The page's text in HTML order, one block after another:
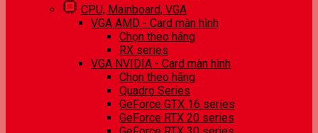
CPU, Mainboard, VGA
VGA AMD - Card màn hình
Chọn theo hãng
RX series
VGA NVIDIA - Card màn hình
Chọn theo hãng
Quadro Series
GeForce GTX 16 series
GeForce RTX 20 series